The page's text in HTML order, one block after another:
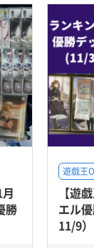
勝
遊戯王
【遊
エル
11/9）